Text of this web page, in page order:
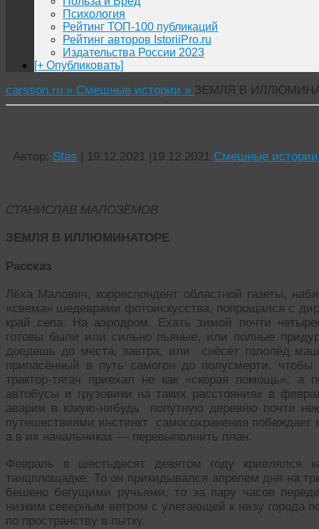
Психология
Рейтинг ТОП-100 публикаций
Рейтинг авторов IstoriiPro.ru
Издательства России 2023
[+ Опубликовать]
carsson.ru » Смешные истории » ЗЕМЛЯ В
Автор: Stas | 19.12.2021 |19.12.2021 Смешные истории
СТАНИСЛАВ МАЛОЗЁМОВ
ЗЕМЛЯ В ИЛЛЮМИНАТОРЕ
Рассказ
Лёха Малович, корреспондент областной газеты,
«свема» шедеврами фотоискусства, попрощался с
край села. На аэродром. Ехать зимой почти
готовы были или сильно пьяные, или полные
доедешь до места, завтра, или снёсёт гололёд
припасённый в путь самогон до полусмерти,
трактор-тягач приехал не как «скорая помощь», а
автобусы и грузовики на таких расстояниях в
аварии в какую-нибудь попутную деревню почти
путешествиями инстинкт самосохранения побеждает
а в их начальниках — перевыполнить план.
Февраль в шестьдесят девятом году кривлялся
танцплощадке. То он прикидывался апрелем дня на
бешено бегущими ручьями, то за пару часов
низким северным ветром с улетающей к низу города
по пространству в пытку.